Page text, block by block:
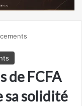
de FCFA
sa solidité